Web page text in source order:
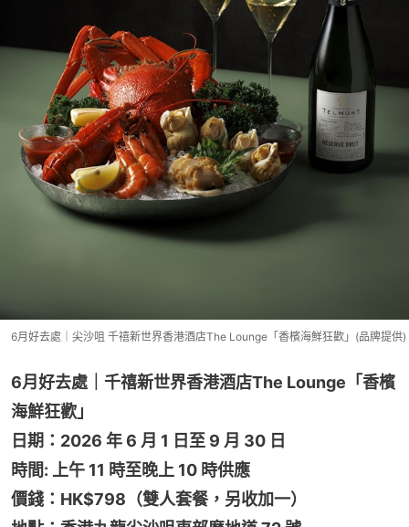
6月好去處｜尖沙咀 千禧新世界香港酒店The Lounge「香檳海鮮狂歡」(品牌提供)
6月好去處｜千禧新世界香港酒店The Lounge「香檳
海鮮狂歡」
日期：2026 年 6 月 1 日至 9 月 30 日
時間: 上午 11 時至晚上 10 時供應
價錢：HK$798（雙人套餐，另收加一）